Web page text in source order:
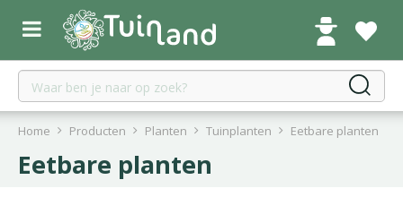
r
Home Producten Planten Tuinplanten Eetbare planten
Eetbare planten